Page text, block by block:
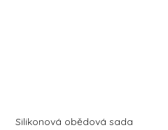
Silikonová obědová sada